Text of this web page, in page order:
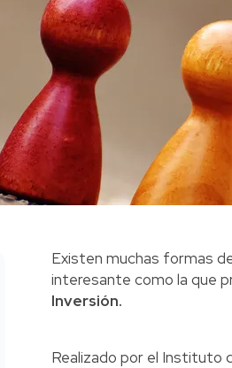
Existen muchas formas
interesante como la que
Inversión.
Realizado por el Instituto